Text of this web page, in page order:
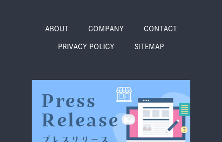
グルメ・まち イベント
ABOUT COMPANY CONTACT
PRIVACY POLICY SITEMAP